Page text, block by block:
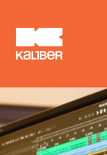
Cursussen
Scholen